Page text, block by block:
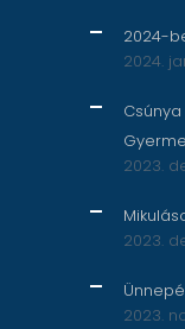
2024-
2024.
2023.
2023.
2023.